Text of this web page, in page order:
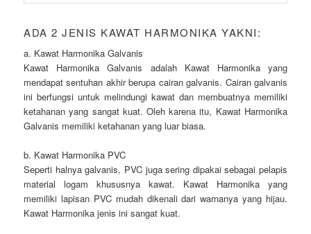
ADA 2 JENIS KAWAT HARMONIKA YAKNI:
a. Kawat Harmonika Galvanis
Kawat Harmonika Galvanis adalah Kawat Harmonika yang
mendapat sentuhan akhir berupa cairan galvanis. Cairan galvanis
ini berfungsi untuk melindungi kawat dan membuatnya memiliki
ketahanan yang sangat kuat. Oleh karena itu, Kawat Harmonika
Galvanis memiliki ketahanan yang luar biasa.
b. Kawat Harmonika PVC
Seperti halnya galvanis, PVC juga sering dipakai sebagai pelapis
material logam khususnya kawat. Kawat Harmonika yang
memiliki lapisan PVC mudah dikenali dari warnanya yang hijau.
Kawat Harmonika jenis ini sangat kuat.